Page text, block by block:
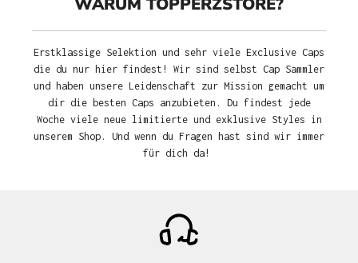
Erstklassige Selektion und sehr viele Exclusive Caps
die du nur hier findest! Wir sind selbst Cap Sammler
und haben unsere Leidenschaft zur Mission gemacht um
dir die besten Caps anzubieten. Du findest jede
Woche viele neue limitierte und exklusive Styles in
unserem Shop. Und wenn du Fragen hast sind wir immer
für dich da!